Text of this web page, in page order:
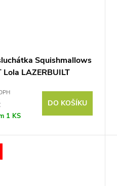
Squishmallows
Lola LAZERBUILT
1 KS
DO KOŠÍKU